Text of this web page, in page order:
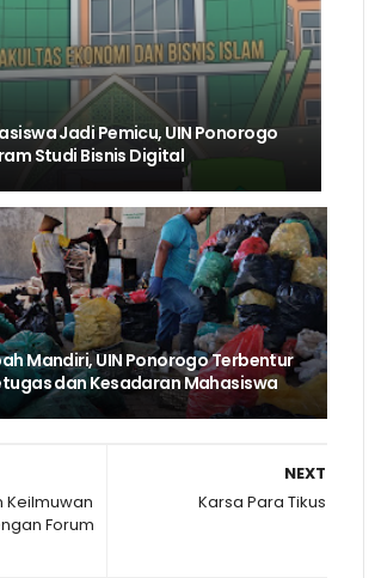
Jadi Pemicu, UIN Ponorogo
Studi Bisnis Digital
Mandiri, UIN Ponorogo Terbentur
dan Kesadaran Mahasiswa
NEXT
Karsa Para Tikus
Keilmuwan
Forum